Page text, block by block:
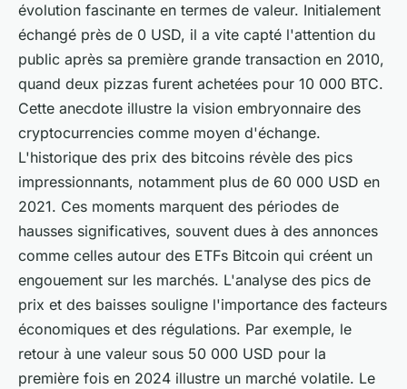
évolution fascinante en termes de valeur. Initialement
échangé près de 0 USD, il a vite capté l'attention du
public après sa première grande transaction en 2010,
quand deux pizzas furent achetées pour 10 000 BTC.
Cette anecdote illustre la vision embryonnaire des
cryptocurrencies comme moyen d'échange.
L'historique des prix des bitcoins révèle des pics
impressionnants, notamment plus de 60 000 USD en
2021. Ces moments marquent des périodes de
hausses significatives, souvent dues à des annonces
comme celles autour des ETFs Bitcoin qui créent un
engouement sur les marchés. L'analyse des pics de
prix et des baisses souligne l'importance des facteurs
économiques et des régulations. Par exemple, le
retour à une valeur sous 50 000 USD pour la
première fois en 2024 illustre un marché volatile. Le